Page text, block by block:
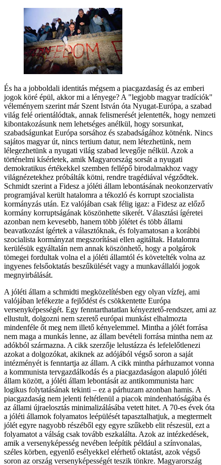
És ha a jobboldali identitás mégsem a piacgazdaság és az emberi
jogok köré épül, akkor mi a lényege? A "legjobb magyar tradíciók"
véleményem szerint már Szent István óta Nyugat-Európa, a szabad
világ felé orientálódtak, annak felismerését jelentették, hogy nemzeti
kibontakozásunk nem lehetséges anélkül, hogy sorsunkat,
szabadságunkat Európa sorsához és szabadságához kötnénk. Nincs
sajátos magyar út, nincs tertium datur, nem létezhetünk, nem
lélegezhetünk a nyugati világ szabad levegője nélkül. Azok a
történelmi kísérletek, amik Magyarország sorsát a nyugati
demokratikus értékekkel szemben fellépő birodalmakhoz vagy
világnézetekhez próbálták kötni, rendre tragédiával végződtek.
Schmidt szerint a Fidesz a jóléti állam lebontásának neokonzervatív
programjával került hatalomra a tékozló és korrupt szocialista
kormányzás után. Ez valójában csak félig igaz: a Fidesz az előző
kormány korruptságának köszönhette sikerét. Választási ígéretei
azonban nem kevesebb, hanem több jólétet és több állami
beavatkozást ígértek a választóknak, és folyamatosan a korábbi
szocialista kormányzat megszorításai ellen agitáltak. Hatalomra
kerülésük egyáltalán nem annak köszönhető, hogy a polgárok
tömegei fordultak volna el a jóléti államtól és követelték volna az
ingyenes felsőoktatás beszűkülését vagy a munkavállalói jogok
megnyirbálását.
A jóléti állam a schmidti megközelítésben egy olyan vízfej, ami
valójában lefékezte a fejlődést és csökkentette Európa
versenyképességét. Egy fenntarthatatlan kényeztető-rendszer, ami az
ellustult, dolgozni nem szerető európai munkást elhalmozta
mindenféle őt meg nem illető kényelemmel. Mintha a jólét forrása
nem maga a munkás lenne, az állam bevételi forrása mintha nem az
adókból származna. A cikk szerzője lelustázza és lefelelőtlenezi
azokat a dolgozókat, akiknek az adójából végső soron a saját
intézményét is fenntartja az állam. A cikk mintha párhuzamot vonna
a kommunista tervgazdálkodás és a piacgazdaságon alapuló jóléti
állam között, a jóléti állam lebontását az antikommunista harc
logikus folytatásának tekinti – ez a párhuzam azonban hamis. A
piacgazdaság nem jelenti feltétlenül a piacok mindenhatóságába és
az állami újraelosztás minimalizálásába vetett hitet. A 70-es évek óta
a jóléti államok folyamatos leépülését tapasztalhatjuk, a megtermelt
jólét egyre nagyobb részéből egy egyre szűkebb elit részesül, ezt a
folyamatot a válság csak tovább eszkalálta. Azok az intézkedések,
amik a versenyképesség nevében leépítik például a színvonalas,
széles körben, egyenlő esélyekkel elérhető oktatást, azok végső
soron az ország versenyképességét teszik tönkre. Magyarország